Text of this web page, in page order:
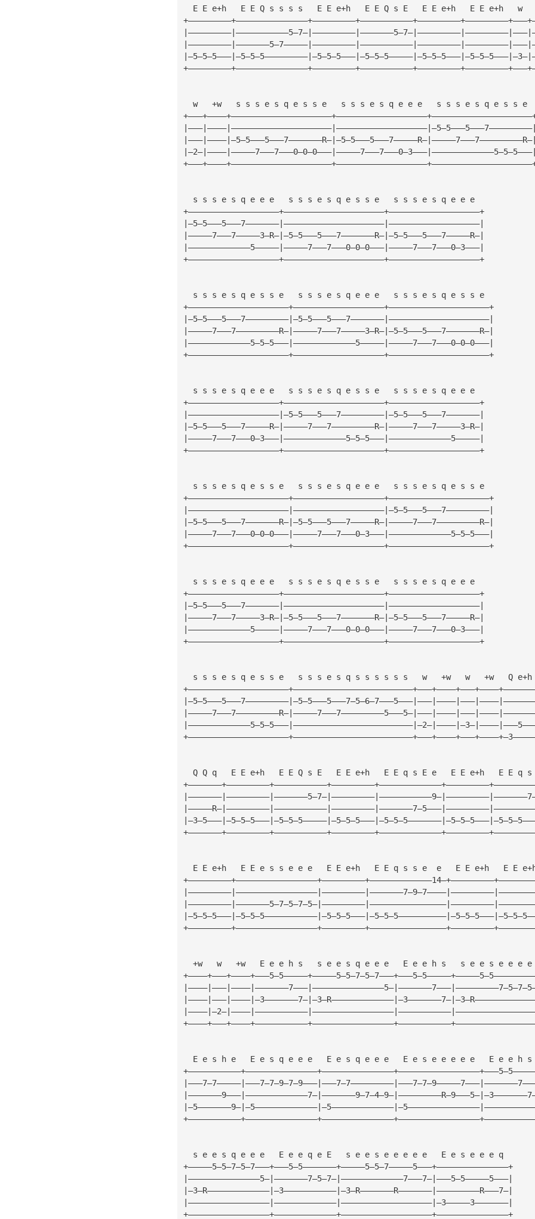
E E e+h   E E Q s s s s   E E e+h   E E Q s E   E E e+h   E E e+h   w
w   +w   s s s e s q e s s e   s s s e s q e e e   s s s e s q e s s
  s s s e s q e e e   s s s e s q e s s e   s s s e s q e e e
+———————————————————+—————————————————————+———————————————————+
|—5—5———5———7———————|—————————————————————|———————————————————|
|—————7———7—————3—R—|—5—5———5———7———————R—|—5—5———5———7—————R—|
|—————————————5—————|—————7———7———0—0—0———|—————7———7———0—3———|
+———————————————————+—————————————————————+———————————————————+
  s s s e s q e s s e   s s s e s q e e e   s s s e s q e s s e
+—————————————————————+———————————————————+—————————————————————+
|—5—5———5———7—————————|—5—5———5———7———————|—————————————————————|
|—————7———7—————————R—|—————7———7—————3—R—|—5—5———5———7———————R—|
|—————————————5—5—5———|—————————————5—————|—————7———7———0—0—0———|
+—————————————————————+———————————————————+—————————————————————+
  s s s e s q e e e   s s s e s q e s s e   s s s e s q e e e
+———————————————————+—————————————————————+———————————————————+
|———————————————————|—5—5———5———7—————————|—5—5———5———7———————|
|—5—5———5———7—————R—|—————7———7—————————R—|—————7———7—————3—R—|
|—————7———7———0—3———|—————————————5—5—5———|—————————————5—————|
+———————————————————+—————————————————————+———————————————————+
  s s s e s q e s s e   s s s e s q e e e   s s s e s q e s s e
+—————————————————————+———————————————————+—————————————————————+
|—————————————————————|———————————————————|—5—5———5———7—————————|
|—5—5———5———7———————R—|—5—5———5———7—————R—|—————7———7—————————R—|
|—————7———7———0—0—0———|—————7———7———0—3———|—————————————5—5—5———|
+—————————————————————+———————————————————+—————————————————————+
  s s s e s q e e e   s s s e s q e s s e   s s s e s q e e e
+———————————————————+—————————————————————+———————————————————+
|—5—5———5———7———————|—————————————————————|———————————————————|
|—————7———7—————3—R—|—5—5———5———7———————R—|—5—5———5———7—————R—|
|—————————————5—————|—————7———7———0—0—0———|—————7———7———0—3———|
+———————————————————+—————————————————————+———————————————————+
s s s e s q e s s e   s s s e s q s s s s s s   w   +w   w   +w   Q
Q Q q   E E e+h   E E Q s E   E E e+h   E E q s E e   E E e+h   E E q
E E e+h   E E e s s e e e   E E e+h   E E q s s e  e   E E e+h   E E
+w   w   +w   E e e h s   s e e s q e e e   E e e h s   s e e s e e e
E e s h e   E e s q e e e   E e s q e e e   E e s e e e e e   E e e h
  s e e s q e e e   E e e q e E   s e e s e e e e e   E e s e e e q
+—————5—5—7—5—7———+———5—5———————+—————5—5—7—————5———+———————————————+
|———————————————5—|———————7—5—7—|—————————————7———7—|———5—5—————5———|
|—3—R—————————————|—3———————————|—3—R———————R———————|—————————R———7—|
|—————————————————|—————————————|———————————————————|—3—————3———————|
+—————————————————+—————————————+———————————————————+———————————————+